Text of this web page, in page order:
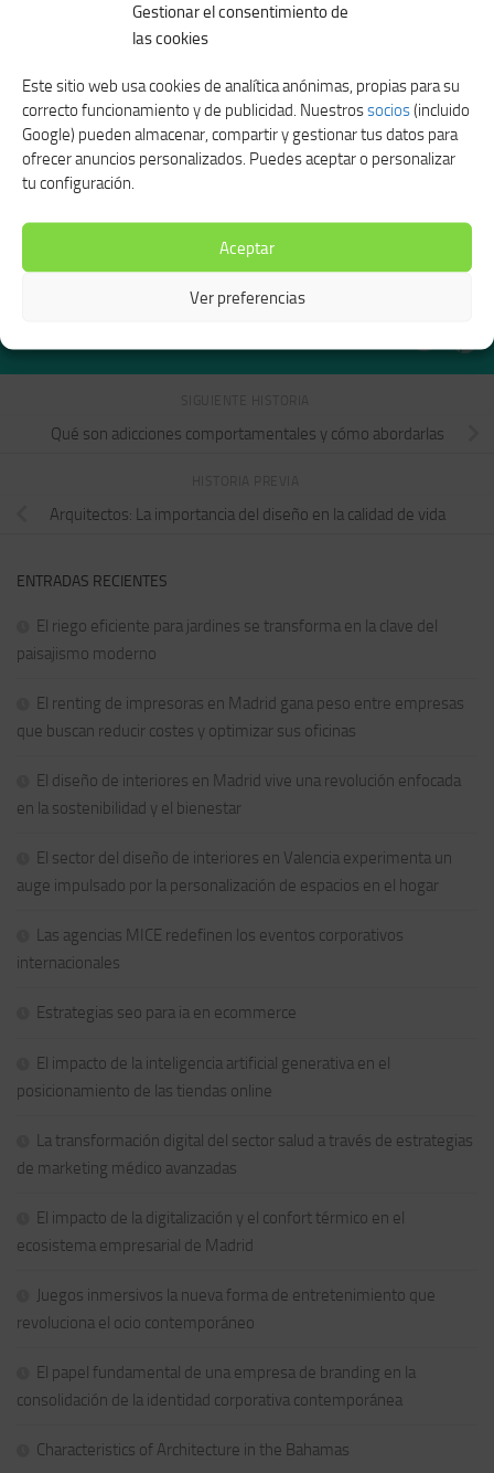
Gestionar el consentimiento de
las cookies
Este sitio web usa cookies de analítica anónimas, propias para su
correcto funcionamiento y de publicidad. Nuestrossocios(incluido
Google) pueden almacenar, compartir y gestionar tus datos para
ofrecer anuncios personalizados. Puedes aceptar o personalizar
tu configuración.
Aceptar
Ver preferencias
La importancia de los
psicólogos en Malaga para la
salud mental actual
SEPTIEMBRE 17, 2025
Reformas integrales que son
tendencia en invierno
Qué son adicciones comportamentales y cómo abordarlas
Arquitectos: La importancia del diseño en la calidad de vida
ENTRADAS RECIENTES
El riego eficiente para jardines se transforma en la clave del
paisajismo moderno
El renting de impresoras en Madrid gana peso entre empresas
que buscan reducir costes y optimizar sus oficinas
El diseño de interiores en Madrid vive una revolución enfocada
en la sostenibilidad y el bienestar
El sector del diseño de interiores en Valencia experimenta un
auge impulsado por la personalización de espacios en el hogar
Las agencias MICE redefinen los eventos corporativos
internacionales
Estrategias seo para ia en ecommerce
El impacto de la inteligencia artificial generativa en el
posicionamiento de las tiendas online
La transformación digital del sector salud a través de estrategias
de marketing médico avanzadas
El impacto de la digitalización y el confort térmico en el
ecosistema empresarial de Madrid
Juegos inmersivos la nueva forma de entretenimiento que
revoluciona el ocio contemporáneo
El papel fundamental de una empresa de branding en la
consolidación de la identidad corporativa contemporánea
Characteristics of Architecture in the Bahamas